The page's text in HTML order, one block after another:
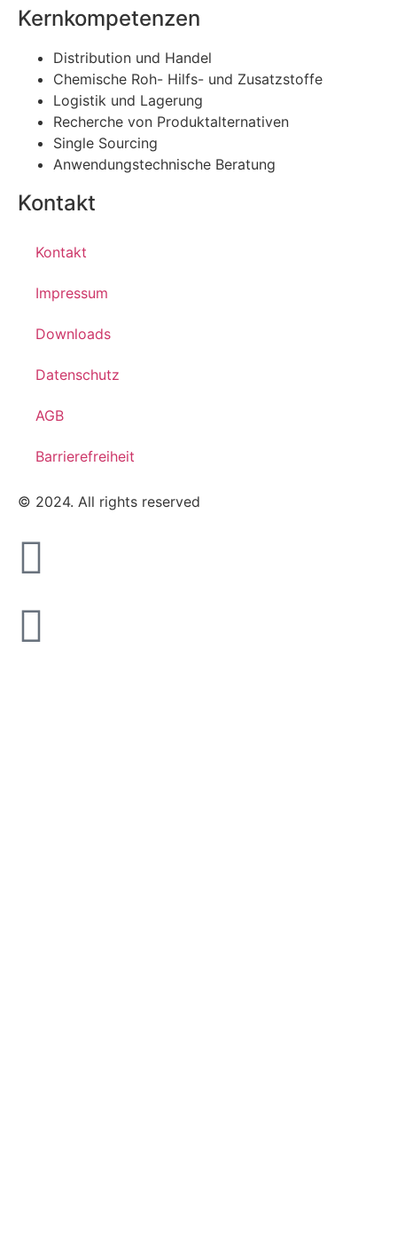
Kernkompetenzen
Distribution und Handel
Chemische Roh- Hilfs- und Zusatzstoffe
Logistik und Lagerung
Recherche von Produktalternativen
Single Sourcing
Anwendungstechnische Beratung
Kontakt
Kontakt
Impressum
Downloads
Datenschutz
AGB
Barrierefreiheit
© 2024. All rights reserved